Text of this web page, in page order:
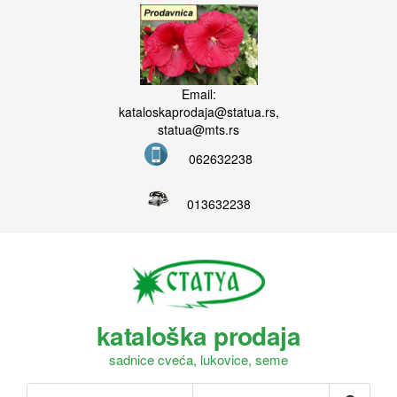
Email:
kataloskaprodaja@statua.rs,
statua@mts.rs
062632238
013632238
kataloška prodaja
sadnice cveća, lukovice, seme